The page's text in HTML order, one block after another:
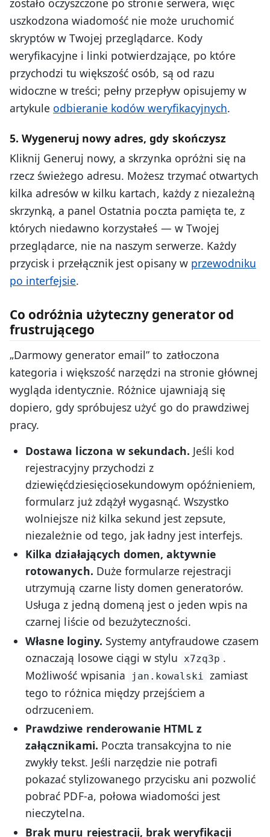
uszkodzona wiadomość nie może uruchomić
skryptów w Twojej przeglądarce. Kody
weryfikacyjne i linki potwierdzające, po które
przychodzi tu większość osób, są od razu
widoczne w treści; pełny przepływ opisujemy w
artykule odbieranie kodów weryfikacyjnych.
5. Wygeneruj nowy adres, gdy skończysz
Kliknij Generuj nowy, a skrzynka opróżni się na
rzecz świeżego adresu. Możesz trzymać otwartych
kilka adresów w kilku kartach, każdy z niezależną
skrzynką, a panel Ostatnia poczta pamięta te, z
których niedawno korzystałeś — w Twojej
przeglądarce, nie na naszym serwerze. Każdy
przycisk i przełącznik jest opisany w przewodniku
po interfejsie.
Co odróżnia użyteczny generator od
frustrującego
„Darmowy generator email” to zatłoczona
kategoria i większość narzędzi na stronie głównej
wygląda identycznie. Różnice ujawniają się
dopiero, gdy spróbujesz użyć go do prawdziwej
pracy.
Dostawa liczona w sekundach. Jeśli kod
rejestracyjny przychodzi z
dziewięćdziesięciosekundowym opóźnieniem,
formularz już zdążył wygasnąć. Wszystko
wolniejsze niż kilka sekund jest zepsute,
niezależnie od tego, jak ładny jest interfejs.
Kilka działających domen, aktywnie
rotowanych. Duże formularze rejestracji
utrzymują czarne listy domen generatorów.
Usługa z jedną domeną jest o jeden wpis na
czarnej liście od bezużyteczności.
Własne loginy. Systemy antyfraudowe czasem
oznaczają losowe ciągi w stylu
x7zq3p .
Możliwość wpisania
jan.kowalski
zamiast
tego to różnica między przejściem a
odrzuceniem.
Prawdziwe renderowanie HTML z
załącznikami. Poczta transakcyjna to nie
zwykły tekst. Jeśli narzędzie nie potrafi
pokazać stylizowanego przycisku ani pozwolić
pobrać PDF-a, połowa wiadomości jest
nieczytelna.
Brak muru rejestracji, brak weryfikacji